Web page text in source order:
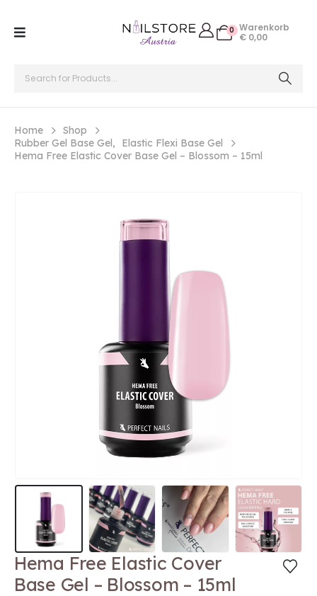
0 Warenkorb
€ 0,00
Home
Shop
Rubber Gel Base Gel ,
Elastic Flexi Base Gel
Hema Free Elastic Cover Base Gel – Blossom – 15ml
Hema Free Elastic Cover
Base Gel – Blossom – 15ml